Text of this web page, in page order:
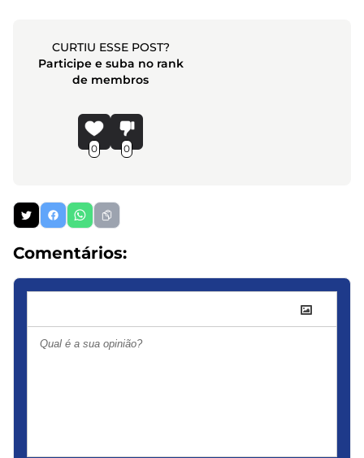
CURTIU ESSE POST?
Participe e suba no rank
de membros
0 0
Comentários: